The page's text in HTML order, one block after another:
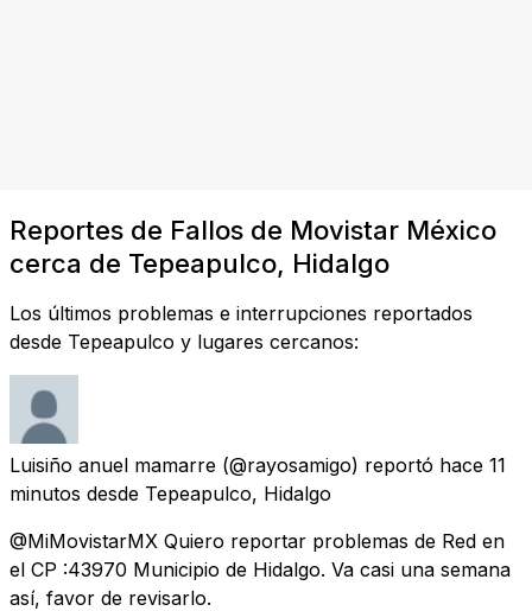
Reportes de Fallos de Movistar México
cerca de Tepeapulco, Hidalgo
Los últimos problemas e interrupciones reportados
desde Tepeapulco y lugares cercanos:
Luisiño anuel mamarre (@rayosamigo) reportó hace 11
minutos desde Tepeapulco, Hidalgo
@MiMovistarMX Quiero reportar problemas de Red en
el CP :43970 Municipio de Hidalgo. Va casi una semana
así, favor de revisarlo.